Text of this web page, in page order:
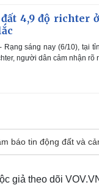
4,9 độ richter
Rạng sáng nay (6/10), tại
người dân cảm nhận
báo tin động đất và
giả theo dõi